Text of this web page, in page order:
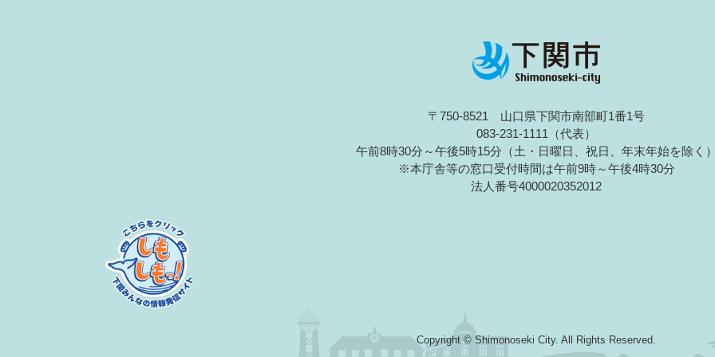
〒750-8521 山口県下関市南部町1番1号
083-231-1111（代表）
午前8時30分～午後5時15分（土・日曜日、祝日、年末年始を除く
※本庁舎等の窓口受付時間は午前9時～午後4時30分
法人番号4000020352012
Copyright © Shimonoseki City. All Rights Reserved.